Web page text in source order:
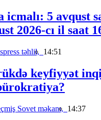
icmalı: 5 avqust
2026-cı il saat
təhlil, 14:51
keyfiyyət
Sovet məkanı, 14:37